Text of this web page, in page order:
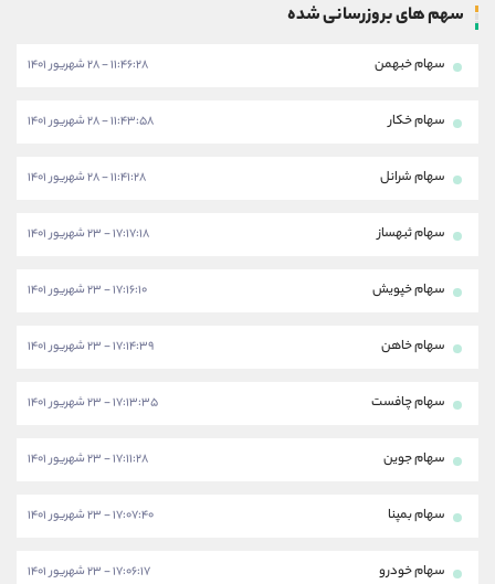
سهم های بروزرسانی شده
سهام خبهمن ۱۱:۴۶:۲۸ - ۲۸ شهریور ۱۴۰۱
سهام خکار ۱۱:۴۳:۵۸ - ۲۸ شهریور ۱۴۰۱
سهام شرانل ۱۱:۴۱:۲۸ - ۲۸ شهریور ۱۴۰۱
سهام ثبهساز ۱۷:۱۷:۱۸ - ۲۳ شهریور ۱۴۰۱
سهام خپویش ۱۷:۱۶:۱۰ - ۲۳ شهریور ۱۴۰۱
سهام خاهن ۱۷:۱۴:۳۹ - ۲۳ شهریور ۱۴۰۱
سهام چافست ۱۷:۱۳:۳۵ - ۲۳ شهریور ۱۴۰۱
سهام جوین ۱۷:۱۱:۲۸ - ۲۳ شهریور ۱۴۰۱
سهام بمپنا ۱۷:۰۷:۴۰ - ۲۳ شهریور ۱۴۰۱
سهام خودرو ۱۷:۰۶:۱۷ - ۲۳ شهریور ۱۴۰۱